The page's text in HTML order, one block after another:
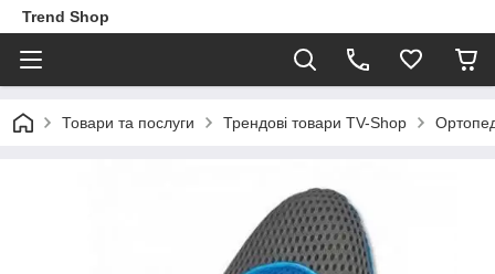
Trend Shop
Товари та послуги Трендові товари TV-Shop